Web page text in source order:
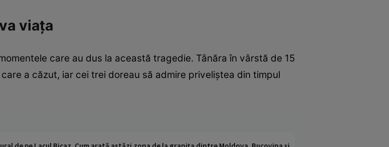
viața
care au dus la această tragedie. Tânăra în vârstă de 15
a căzut, iar cei trei doreau să admire priveliștea din timpul